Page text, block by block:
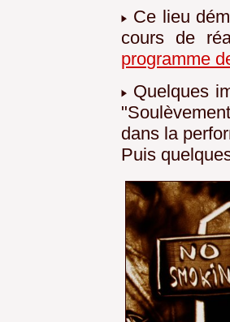
Ce lieu
cours de
programme
Quelques
dans la
Puis